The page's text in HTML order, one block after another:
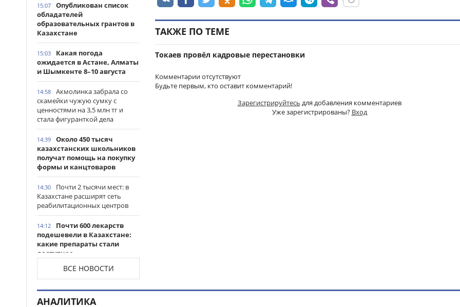
15:07
Опубликован список
обладателей
образовательных грантов в
Казахстане
15:03
Какая погода
ожидается в Астане, Алматы
и Шымкенте 8–10 августа
14:58
Акмолинка забрала со
скамейки чужую сумку с
ценностями на 3,5 млн тг и
стала фигуранткой дела
14:39
Около 450 тысяч
казахстанских школьников
получат помощь на покупку
формы и канцтоваров
14:30
Почти 2 тысячи мест: в
Казахстане расширят сеть
реабилитационных центров
14:12
Почти 600 лекарств
подешевели в Казахстане:
какие препараты стали
доступнее
Казахстанские
таеквондисты завоевали
четыре медали на турнире в
Индонезии
ВСЕ НОВОСТИ
ТАКЖЕ ПО ТЕМЕ
Токаев провёл кадровые перестановки
Комментарии отсутствуют
Будьте первым, кто оставит комментарий!
Зарегистрируйтесь для добавления комментариев
Уже зарегистрированы? Вход
АНАЛИТИКА